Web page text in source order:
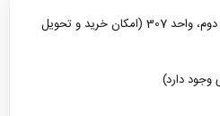
یزد، خیابان آیت الله کاشانی، مجتمع تجاری شهاب، طبقه دوم، واحد 307 (امکان خرید و تحویل